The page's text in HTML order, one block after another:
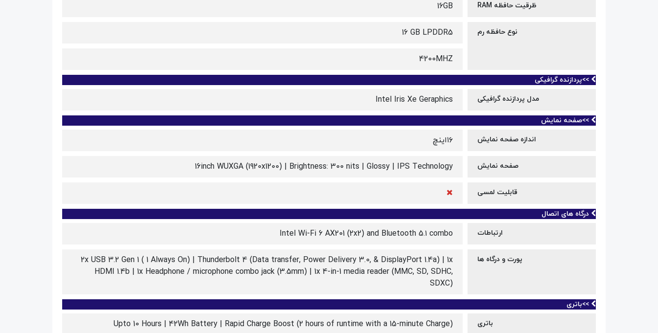
ظرقیت حافظه RAM 16GB
نوع حافظه رم ‎16 GB LPDDR5
4200MHZ
>>پردازنده گرافیکی
مدل پردازنده گرافیکی Intel Iris Xe Geraphics
>>صفحه نمایش
اندازه صفحه نمایش ۱۶اینچ
صفحه نمایش 16inch WUXGA (1920x1200) | Brightness: 300 nits | Glossy | IPS Technology
قابلیت لمسی
درگاه های اتصال
ارتباطات Intel Wi-Fi 6 AX201 (2x2) and Bluetooth 5.۱ combo
پورت و درگاه ها
2x USB 3.2 Gen 1 ( 1 Always On) | Thunderbolt 4 (Data transfer, Power Delivery 3.0, & DisplayPort 1.4a) | 1x
HDMI 1.4b | 1x Headphone / microphone combo jack (3.5mm) | 1x 4-in-1 media reader (MMC, SD, SDHC,
SDXC)
>>باتری
باتری Upto 10 Hours | 42Wh Battery | Rapid Charge Boost (2 hours of runtime with a 15-minute Charge)